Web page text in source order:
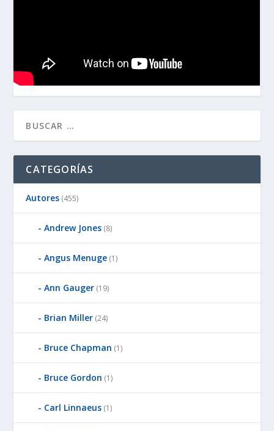
CATEGORÍAS
Autores (455)
Andrew Jones (8)
Angus Menuge (1)
Ann Gauger (19)
Brian Miller (24)
Bruce Chapman (1)
Bruce Gordon (1)
Carl Linnaeus (1)